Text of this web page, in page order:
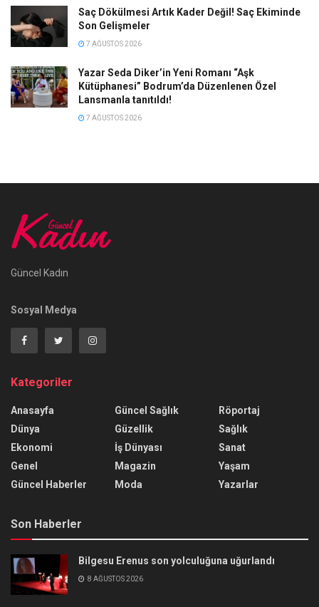
Saç Dökülmesi Artık Kader Değil! Saç Ekiminde
Son Gelişmeler
7 AĞUSTOS 2026
Yazar Seda Diker’in Yeni Romanı “Aşk
Kütüphanesi” Bodrum’da Düzenlenen Özel
Lansmanla tanıtıldı!
7 AĞUSTOS 2026
Güncel Kadın
Sosyal Medya
Kategoriler
Anasayfa
Dünya
Ekonomi
Genel
Güncel Haberler
Güncel Sağlık
Güzellik
İş Dünyası
Magazin
Moda
Röportaj
Sağlık
Sanat
Yaşam
Yazarlar
Son Haberler
Bilgesu Erenus son yolculuğuna uğurlandı
8 AĞUSTOS 2026